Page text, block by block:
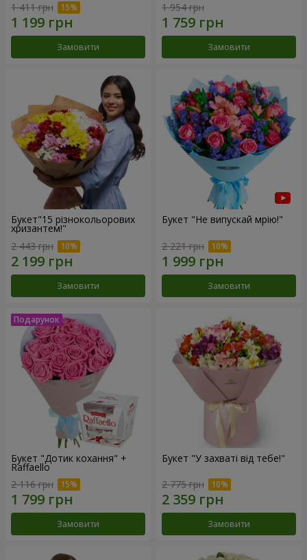
1 411 грн
Замовити
1 954 грн
Замовити
Букет"15 різнокольорових
хризантем!"
2 443 грн
Замовити
Букет "Не випускай мрію!"
2 221 грн
Замовити
Букет "Дотик кохання" +
Raffaello
2 116 грн
Замовити
Букет "У захваті від тебе!"
2 775 грн
Замовити